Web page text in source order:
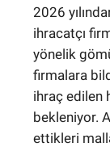
2026
ihracatçı
yönelik
firmalara
ihraç edilen
bekleniyor.
ettikleri